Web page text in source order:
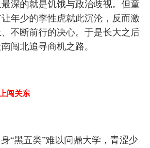
深的就是饥饿与政治歧视。但童
年少的李性虎就此沉沦，反而激
不断前行的决心。于是长大之后
闯北追寻商机之路。
闯关东
“黑五类”难以问鼎大学，青涩少